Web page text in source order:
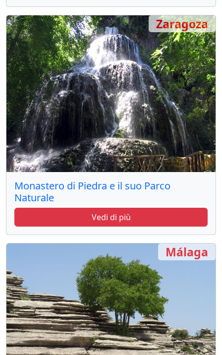
Monastero di Piedra e il suo Parco
Naturale
Vedi di più
Zaragoza
Málaga